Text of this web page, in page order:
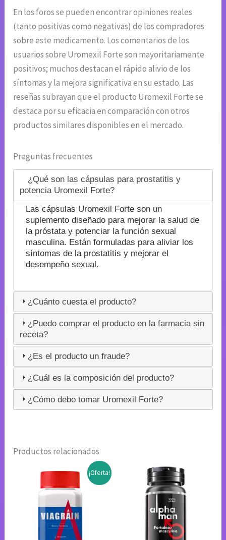
En los foros se pueden encontrar opiniones reales
(tanto positivas como negativas) de los compradores
sobre este medicamento. Los comentarios de los
usuarios sobre Uromexil Forte son mayoritariamente
positivos; muchos destacan el rápido alivio de los
síntomas y la mejora significativa en su estado. Las
reseñas subrayan que el producto Uromexil Forte se
destaca por su eficacia en comparación con otros
productos similares disponibles en el mercado.
Preguntas frecuentes
¿Qué son las cápsulas para prostatitis y
potencia Uromexil Forte?
Las cápsulas Uromexil Forte son un
suplemento diseñado para mejorar la salud de
la próstata y potenciar la función sexual
masculina. Están formuladas para aliviar los
síntomas de la prostatitis y mejorar el
desempeño sexual.
¿Cuánto cuesta el producto?
¿Puedo comprar el producto en la farmacia sin
receta?
¿Es el producto un fraude?
¿Cuál es la composición del producto?
¿Cómo debo tomar Uromexil Forte?
Productos relacionados
¡Oferta!